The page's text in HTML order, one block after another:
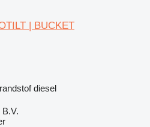
| BUCKET
diesel